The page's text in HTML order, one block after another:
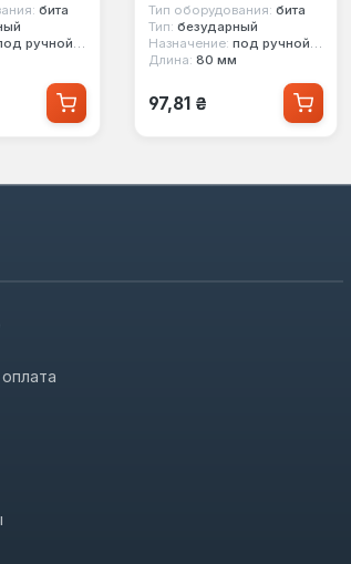
бита
ручной инструмент
Тип оборудования: бита
Тип: безударный
Назначение: под ручной инструмент
Длина: 80 мм
Обычная цена:
97,81 ₴